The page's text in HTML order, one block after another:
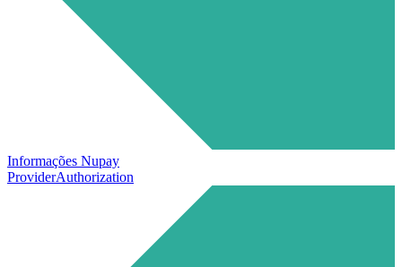
Informações Nupay
ProviderAuthorization